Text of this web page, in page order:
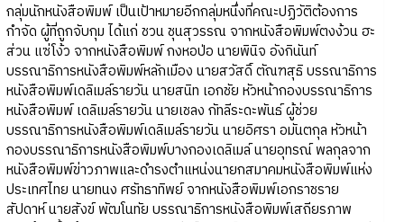
กลุ่มนักหนังสือพิมพ์ เป็นเป้าหมายอีกกลุ่มหนึ่งที่คณะปฏิวัติต้องการ
กำจัด ผู้ที่ถูกจับกุม ได้แก่ ชวน ชุนสุวรรณ จากหนังสือพิมพ์ตงง้วน ฮะ
ส่วน แซ่โง้ว จากหนังสือพิมพ์ กงหอป่อ นายพินิจ อังกินันท์
บรรณาธิการหนังสือพิมพ์หลักเมือง นายสวัสดิ์ ตัณฑสุธิ บรรณาธิการ
หนังสือพิมพ์เดลิเมล์รายวัน นายสนิท เอกชัย หัวหน้ากองบรรณาธิการ
หนังสือพิมพ์ เดลิเมล์รายวัน นายเชลง กัทลีระดะพันธ์ ผู้ช่วย
บรรณาธิการหนังสือพิมพ์เดลิเมล์รายวัน นายอิศรา อมันตกุล หัวหน้า
กองบรรณาธิการหนังสือพิมพ์บางกองเดลิเมล์ นายอุทรณ์ พลกุลจาก
หนังสือพิมพ์ข่าวภาพและดำรงตำแหน่งนายกสมาคมหนังสือพิมพ์แห่ง
ประเทศไทย นายทนง ศรัทธาทิพย์ จากหนังสือพิมพ์เอกราชราย
สัปดาห์ นายสังข์ พัฒโนทัย บรรณาธิการหนังสือพิมพ์เสถียรภาพ